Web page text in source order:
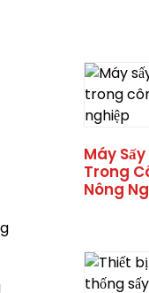
Máy
Trong
Nông